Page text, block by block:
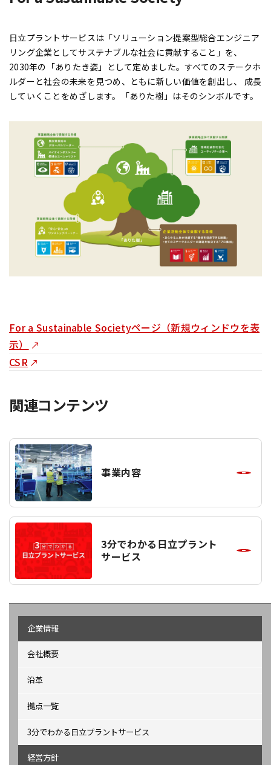
日立プラントサービスは「ソリューション提案型総合エンジニア
リング企業としてサステナブルな社会に貢献すること」を、
2030年の「ありたき姿」として定めました。すべてのステークホ
ルダーと社会の未来を見つめ、ともに新しい価値を創出し、 成長
していくことをめざします。「ありた樹」はそのシンボルです。
For a Sustainable Societyページ（新規ウィンドウを表
示）
CSR
関連コンテンツ
事業内容
3分でわかる日立プラント
サービス
企業情報
会社概要
沿革
拠点一覧
3分でわかる日立プラントサービス
経営方針